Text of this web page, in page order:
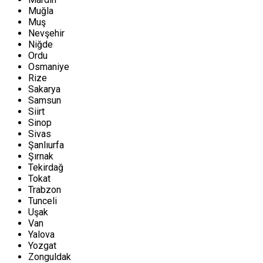
Muğla
Muş
Nevşehir
Niğde
Ordu
Osmaniye
Rize
Sakarya
Samsun
Siirt
Sinop
Sivas
Şanlıurfa
Şırnak
Tekirdağ
Tokat
Trabzon
Tunceli
Uşak
Van
Yalova
Yozgat
Zonguldak